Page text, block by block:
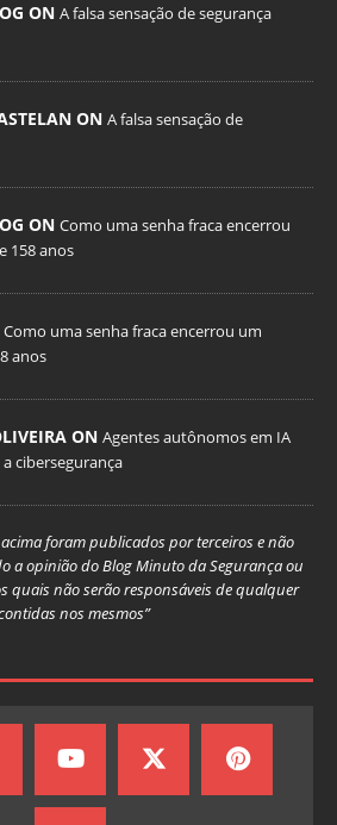
ON A falsa sensação de segurança
ON A falsa sensação de
ON Como uma senha fraca encerrou
158 anos
Como uma senha fraca encerrou um
anos
ON Agentes autônomos em IA
cibersegurança
foram publicados por terceiros e não
a opinião do Blog Minuto da Segurança ou
quais não serão responsáveis de qualquer
nos mesmos”